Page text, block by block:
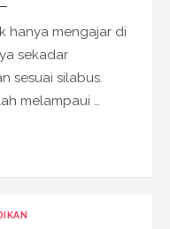
hanya mengajar di
sekadar
sesuai silabus.
melampaui …